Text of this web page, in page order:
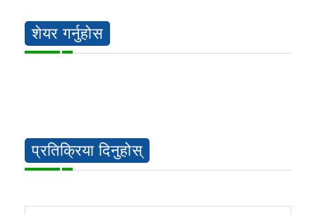
शेयर गर्नुहोस
प्रतिक्रिया दिनुहोस्